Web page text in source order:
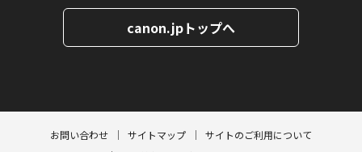
canon.jpトップへ
お問い合わせ サイトマップ
サイトのご利用について